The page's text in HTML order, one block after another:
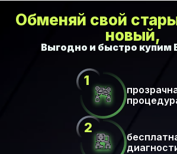
Обменяй свой
новый,